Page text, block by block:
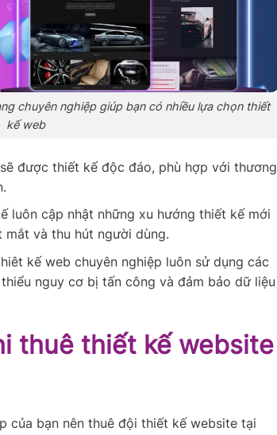
chuyên nghiệp giúp bạn có nhiều lựa chọn thiết
kế web
được thiết kế độc đáo, phù hợp với thương
luôn cập nhật những xu hướng thiết kế mới
mắt và thu hút người dùng.
kế web chuyên nghiệp luôn sử dụng các
nguy cơ bị tấn công và đảm bảo dữ liệu
thuê thiết kế website
của bạn nên thuê đội thiết kế website tại